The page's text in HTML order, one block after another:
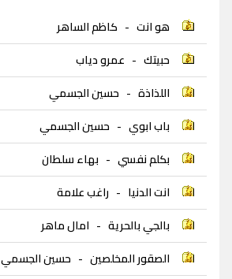
هو انت - كاظم الساهر
حبيتك - عمرو دياب
اللذاذة - حسين الجسمي
باب ابوي - حسين الجسمي
بكلم نفسي - بهاء سلطان
انت الدنيا - راغب علامة
بالجي بالحرية - امال ماهر
الصقور المخلصين - حسين الجسمي